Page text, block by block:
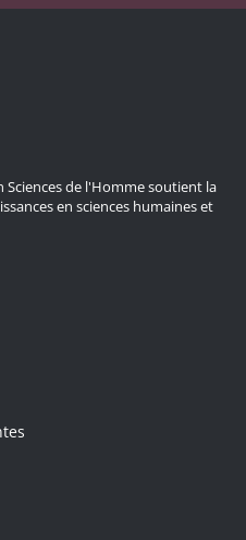
Sciences de l'Homme soutient la
en sciences humaines et